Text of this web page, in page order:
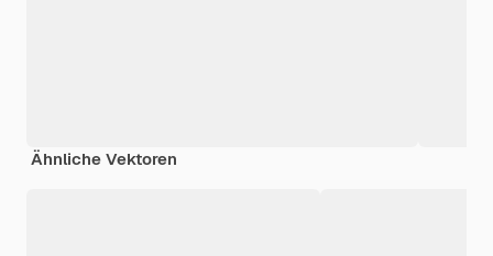
Ähnliche Vektoren